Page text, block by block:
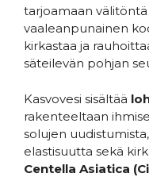
tarjoamaan
vaaleanpunainen
kirkastaa ja
säteilevän pohjan
Kasvovesi sisältää
rakenteeltaan
solujen
elastisuutta sekä
Centella Asiatica